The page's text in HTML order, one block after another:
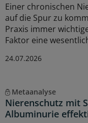
Einer chronischen
auf die Spur zu
Praxis immer
Faktor eine
24.07.2026
Metaanalyse
Nierenschutz mit
Albuminurie